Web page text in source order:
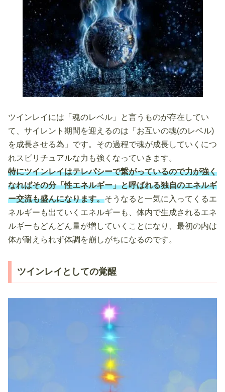
ツインレイには「魂のレベル」と言うものが存在してい
て、サイレント期間を迎えるのは「お互いの魂(のレベル)
を成長させる為」です。その過程で魂が成長していくにつ
れスピリチュアルな力も強くなっていきます。
特にツインレイはテレパシーで繋がっているので力が強く
なればその分「性エネルギー」と呼ばれる独自のエネルギ
ー交流も盛んになります。そうなると一気に入ってくるエ
ネルギーも出ていくエネルギーも、体内で生成されるエネ
ルギーもどんどん量が増していくことになり、最初の内は
体が耐えられず体調を崩しがちになるのです。
ツインレイとしての覚醒